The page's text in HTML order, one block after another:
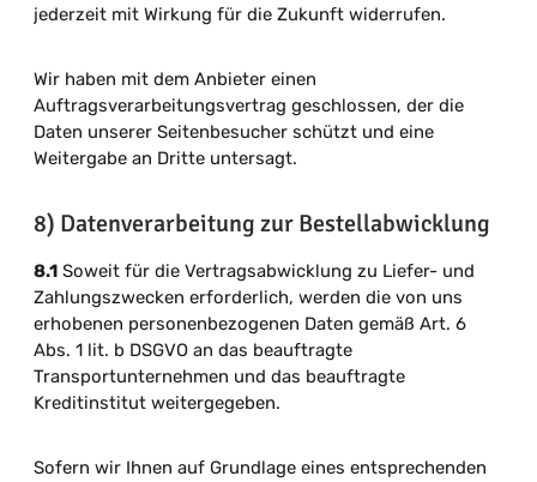
jederzeit mit Wirkung für die Zukunft widerrufen.
Wir haben mit dem Anbieter einen
Auftragsverarbeitungsvertrag geschlossen, der die
Daten unserer Seitenbesucher schützt und eine
Weitergabe an Dritte untersagt.
8) Datenverarbeitung zur Bestellabwicklung
8.1Soweit für die Vertragsabwicklung zu Liefer- und
Zahlungszwecken erforderlich, werden die von uns
erhobenen personenbezogenen Daten gemäß Art. 6
Abs. 1 lit. b DSGVO an das beauftragte
Transportunternehmen und das beauftragte
Kreditinstitut weitergegeben.
Sofern wir Ihnen auf Grundlage eines entsprechenden